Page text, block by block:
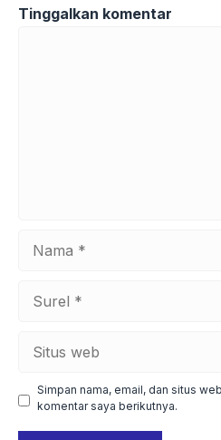
Tinggalkan komentar
web
Simpan nama, email, dan situs
komentar saya berikutnya.